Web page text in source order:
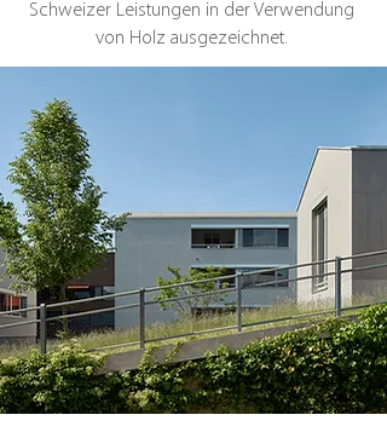
Schweizer Leistungen in der Verwendung
von Holz ausgezeichnet.